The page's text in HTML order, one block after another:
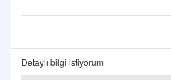
Detaylı bilgi istiyorum